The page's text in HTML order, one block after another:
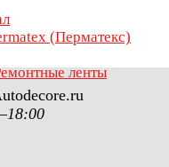
(Перматекс)
ленты